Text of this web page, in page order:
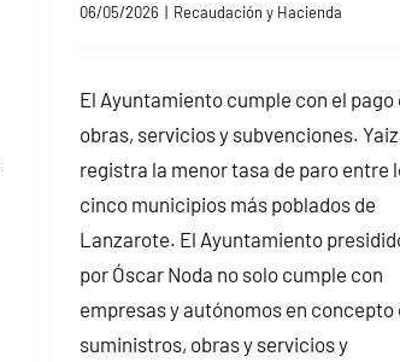
06/05/2026 | Recaudación y Hacienda
El Ayuntamiento cumple con el pago
obras, servicios y subvenciones.
registra la menor tasa de paro entre
cinco municipios más poblados de
Lanzarote. El Ayuntamiento
por Óscar Noda no solo cumple con
empresas y autónomos en concepto
suministros, obras y servicios y